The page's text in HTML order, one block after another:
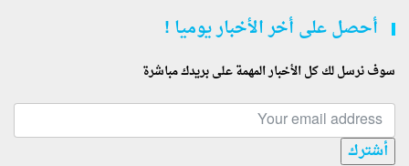
أحصل على أخر الأخبار يوميا !
سوف نرسل لك كل الأخبار المهمة على بريدك مباشرة
أشترك